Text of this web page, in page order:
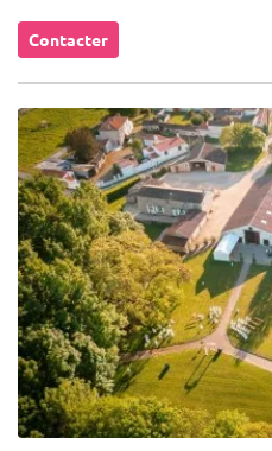
Contacter